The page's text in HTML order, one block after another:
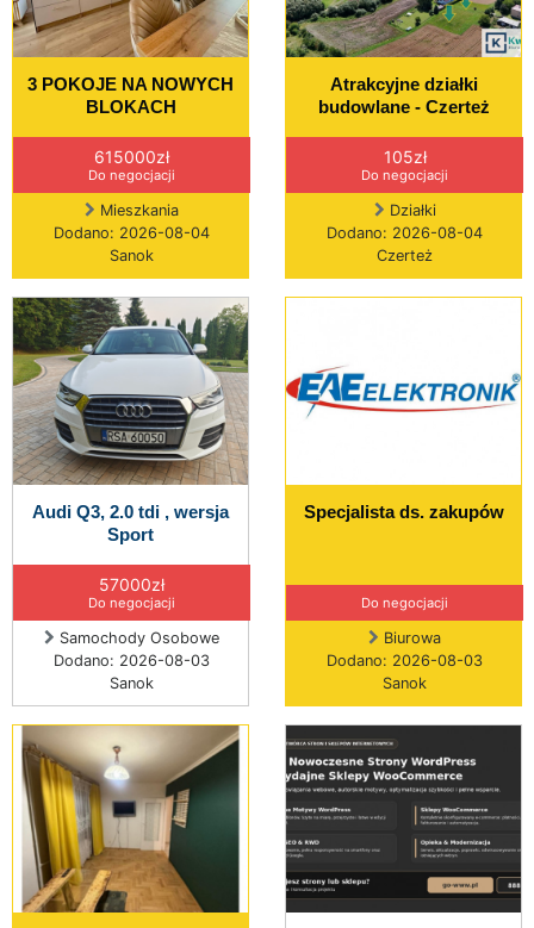
3 POKOJE NA NOWYCH
BLOKACH
615000zł
Do negocjacji
Mieszkania
Dodano: 2026-08-04
Sanok
Atrakcyjne działki
budowlane - Czerteż
105zł
Do negocjacji
Działki
Dodano: 2026-08-04
Czerteż
Audi Q3, 2.0 tdi , wersja
Sport
57000zł
Do negocjacji
Samochody Osobowe
Dodano: 2026-08-03
Sanok
Specjalista ds. zakupów
Do negocjacji
Biurowa
Dodano: 2026-08-03
Sanok